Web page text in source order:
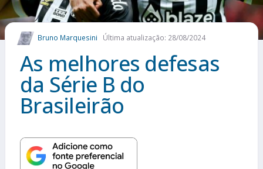
MAIS ESPORTES
Bruno Marquesini Última atualização: 28/08/2024
As melhores defesas
da Série B do
Brasileirão